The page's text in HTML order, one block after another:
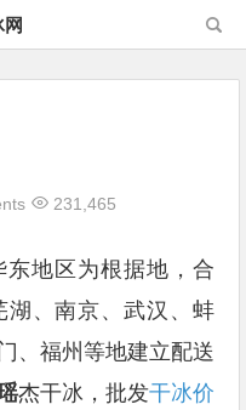
231,465
东地区为根据地，合
湖、南京、武汉、蚌
、福州等地建立配送
杰干冰，批发干冰价